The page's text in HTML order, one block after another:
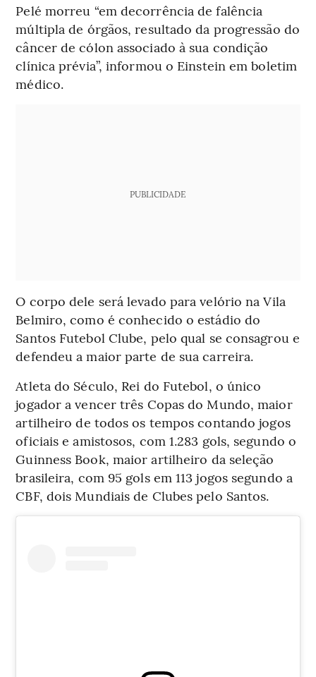
Pelé morreu “em decorrência de falência
múltipla de órgãos, resultado da progressão do
câncer de cólon associado à sua condição
clínica prévia”, informou o Einstein em boletim
médico.
PUBLICIDADE
O corpo dele será levado para velório na Vila
Belmiro, como é conhecido o estádio do
Santos Futebol Clube, pelo qual se consagrou e
defendeu a maior parte de sua carreira.
Atleta do Século, Rei do Futebol, o único
jogador a vencer três Copas do Mundo, maior
artilheiro de todos os tempos contando jogos
oficiais e amistosos, com 1.283 gols, segundo o
Guinness Book, maior artilheiro da seleção
brasileira, com 95 gols em 113 jogos segundo a
CBF, dois Mundiais de Clubes pelo Santos.